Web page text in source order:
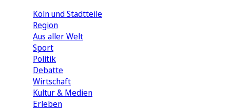
Köln und Stadtteile
Region
Aus aller Welt
Sport
Politik
Debatte
Wirtschaft
Kultur & Medien
Erleben